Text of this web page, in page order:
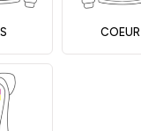
COEUR